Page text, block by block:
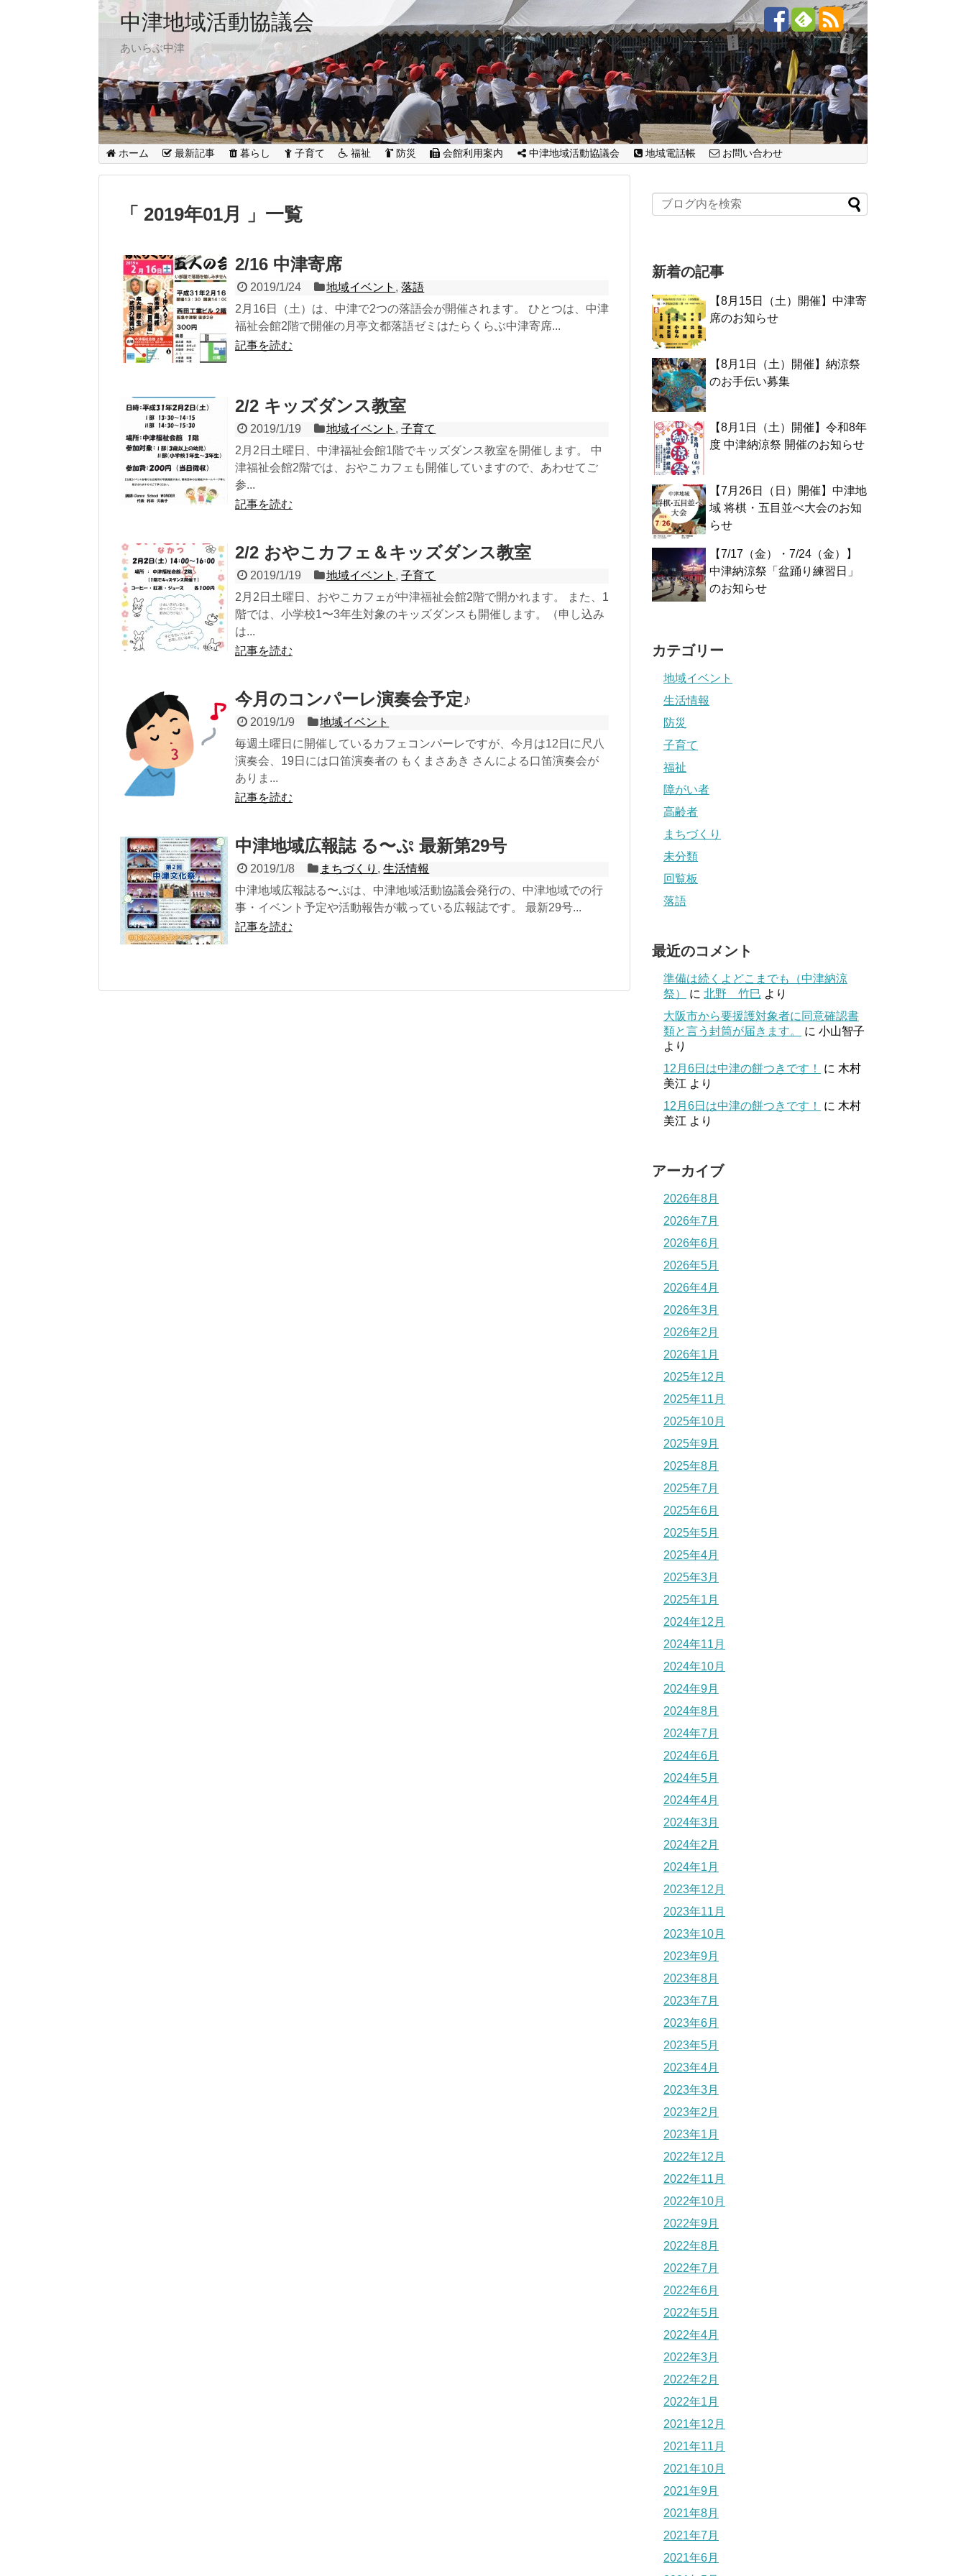
中津地域活動協議会
あいらぶ中津
ホーム 最新記事 暮らし 子育て 福祉 防災 会館利用案内 中津地域活動協議会 地域電話帳 お問い合わせ
「 2019年01月 」一覧
2/16 中津寄席
2019/1/24 地域イベント ,落語
2月16日（土）は、中津で2つの落語会が開催されます。 ひとつは、中津
福祉会館2階で開催の月亭文都落語ゼミはたらくらぶ中津寄席...
記事を読む
2/2 キッズダンス教室
2019/1/19 地域イベント ,子育て
2月2日土曜日、中津福祉会館1階でキッズダンス教室を開催します。 中
津福祉会館2階では、おやこカフェも開催していますので、あわせてご
参...
記事を読む
2/2 おやこカフェ＆キッズダンス教室
2019/1/19 地域イベント ,子育て
2月2日土曜日、おやこカフェが中津福祉会館2階で開かれます。 また、1
階では、小学校1〜3年生対象のキッズダンスも開催します。（申し込み
は...
記事を読む
今月のコンパーレ演奏会予定♪
2019/1/9
地域イベント
毎週土曜日に開催しているカフェコンパーレですが、今月は12日に尺八
演奏会、19日には口笛演奏者の もくまさあき さんによる口笛演奏会が
ありま...
記事を読む
中津地域広報誌 る〜ぷ 最新第29号
2019/1/8 まちづくり ,生活情報
中津地域広報誌る〜ぷは、中津地域活動協議会発行の、中津地域での行
事・イベント予定や活動報告が載っている広報誌です。 最新29号...
記事を読む
新着の記事
【8月15日（土）開催】中津寄
席のお知らせ
【8月1日（土）開催】納涼祭
のお手伝い募集
【8月1日（土）開催】令和8年
度 中津納涼祭 開催のお知らせ
【7月26日（日）開催】中津地
域 将棋・五目並べ大会のお知
らせ
【7/17（金）・7/24（金）】
中津納涼祭「盆踊り練習日」
のお知らせ
カテゴリー
地域イベント
生活情報
防災
子育て
福祉
障がい者
高齢者
まちづくり
未分類
回覧板
落語
最近のコメント
準備は続くよどこまでも（中津納涼
祭）
に 北野 竹巳 より
大阪市から要援護対象者に同意確認書
類と言う封筒が届きます。
に 小山智子
より
12月6日は中津の餅つきです！
に 木村
美江 より
12月6日は中津の餅つきです！
に 木村
美江 より
アーカイブ
2026年8月
2026年7月
2026年6月
2026年5月
2026年4月
2026年3月
2026年2月
2026年1月
2025年12月
2025年11月
2025年10月
2025年9月
2025年8月
2025年7月
2025年6月
2025年5月
2025年4月
2025年3月
2025年1月
2024年12月
2024年11月
2024年10月
2024年9月
2024年8月
2024年7月
2024年6月
2024年5月
2024年4月
2024年3月
2024年2月
2024年1月
2023年12月
2023年11月
2023年10月
2023年9月
2023年8月
2023年7月
2023年6月
2023年5月
2023年4月
2023年3月
2023年2月
2023年1月
2022年12月
2022年11月
2022年10月
2022年9月
2022年8月
2022年7月
2022年6月
2022年5月
2022年4月
2022年3月
2022年2月
2022年1月
2021年12月
2021年11月
2021年10月
2021年9月
2021年8月
2021年7月
2021年6月